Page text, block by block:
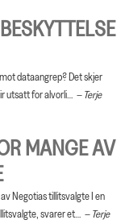
dataangrep? Det skjer
utsatt for alvorli…
Terje
MANGE AV
Negotias tillitsvalgte I en
svarer et…
Terje